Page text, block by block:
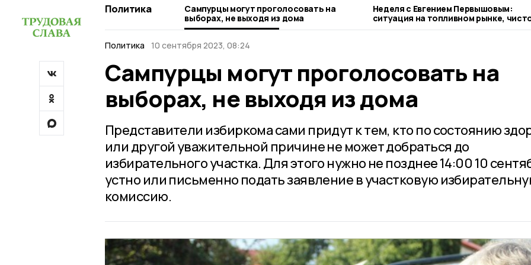
Политика
Сампурцы могут проголосовать на
выборах, не выходя из дома
Неделя с Евгением Первышовым:
ситуация на топливном рынке,
городе и приоритеты образования
Политика
10 сентября 2023, 08:24
Сампурцы могут проголосовать на
выборах, не выходя из дома
Представители избиркома сами придут к тем, кто по состоянию
или другой уважительной причине не может добраться до
избирательного участка. Для этого нужно не позднее 14:00 10
устно или письменно подать заявление в участковую
комиссию.